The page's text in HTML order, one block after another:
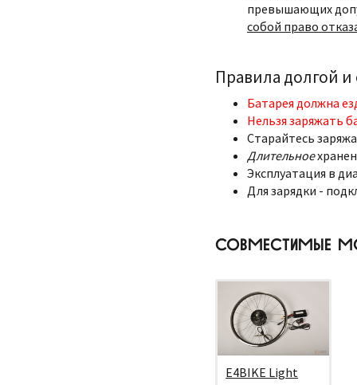
превышающих
собой право
Правила долгой
Батарея должна
Нельзя заряжать
Старайтесь
Длительное
Эксплуатация в
Для зарядки -
СОВМЕСТИМЫЕ
E4BIKE Light